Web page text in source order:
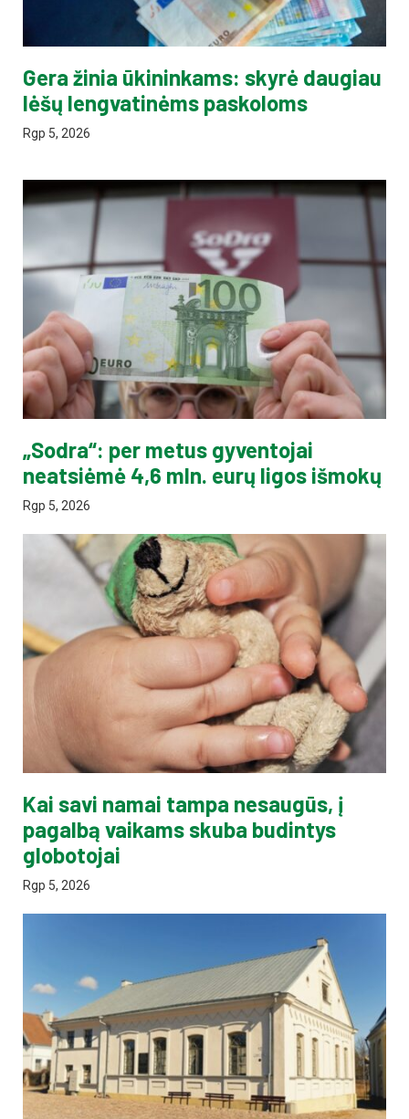
Gera žinia ūkininkams: skyrė daugiau
lėšų lengvatinėms paskoloms
Rgp 5, 2026
„Sodra“: per metus gyventojai
neatsiėmė 4,6 mln. eurų ligos išmokų
Rgp 5, 2026
Kai savi namai tampa nesaugūs, į
pagalbą vaikams skuba budintys
globotojai
Rgp 5, 2026